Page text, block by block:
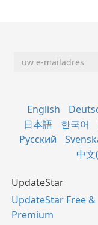
English
日本語
한국어
Русский
中
UpdateStar
UpdateStar Free &
Premium